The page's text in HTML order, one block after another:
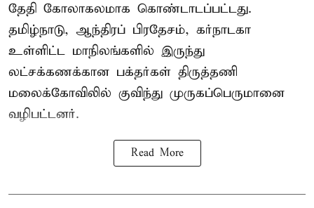
தேதி கோலாகலமாக கொண்டாடப்பட்டது.
தமிழ்நாடு, ஆந்திரப் பிரதேசம், கர்நாடகா
உள்ளிட்ட மாநிலங்களில் இருந்து
லட்சக்கணக்கான பக்தர்கள் திருத்தணி
மலைக்கோவிலில் குவிந்து முருகப்பெருமானை
வழிபட்டனர்.
Read More